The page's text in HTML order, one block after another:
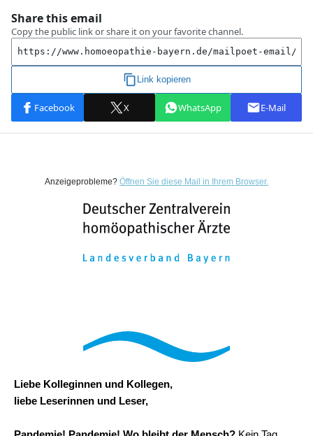
Anzeigeprobleme? Öffnen Sie diese Mail in Ihrem Browser.
Liebe Kolleginnen und Kollegen,
liebe Leserinnen und Leser,